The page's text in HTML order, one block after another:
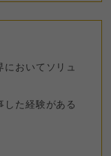
おいてソリュ
た経験がある